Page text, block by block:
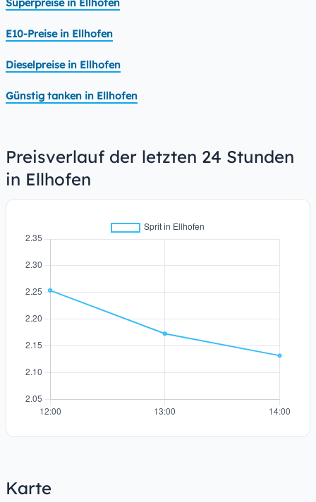
Superpreise in Ellhofen
E10-Preise in Ellhofen
Dieselpreise in Ellhofen
Günstig tanken in Ellhofen
Preisverlauf der letzten 24 Stunden
in Ellhofen
Karte